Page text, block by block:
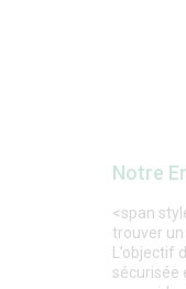
Notre
<span
trouver un
sécurisée